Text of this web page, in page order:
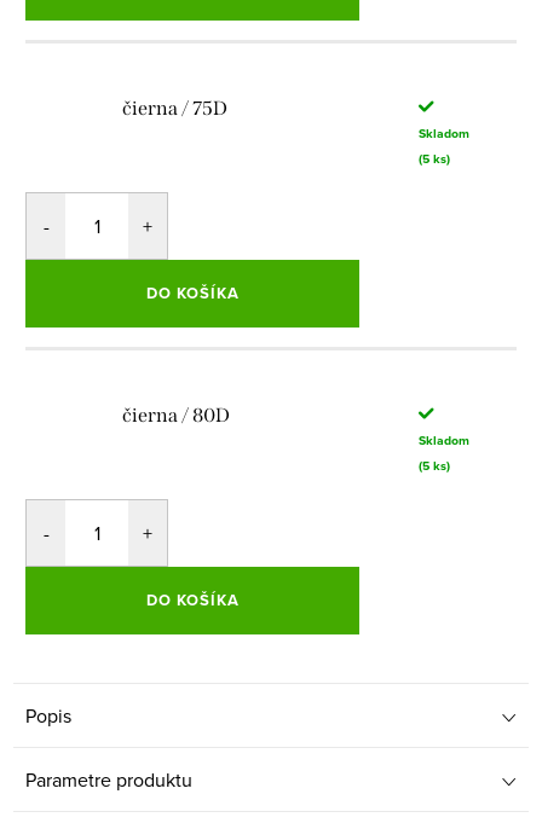
čierna / 75D
Skladom
(5 ks)
DO KOŠÍKA
čierna / 80D
Skladom
(5 ks)
DO KOŠÍKA
Popis
Parametre produktu